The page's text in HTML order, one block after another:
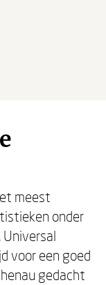
meest
onder
Universal
voor een goed
gedacht